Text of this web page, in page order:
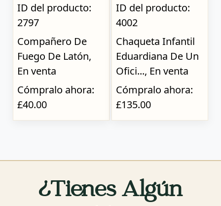
ID del producto:
2797
Compañero De
Fuego De Latón,
En venta
Cómpralo ahora:
£40.00
ID del producto:
4002
Chaqueta Infantil
Eduardiana De Un
Ofici..., En venta
Cómpralo ahora:
£135.00
¿Tienes Algún